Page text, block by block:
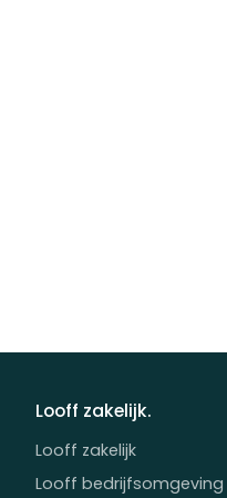
Looff zakelijk.
Looff zakelijk
Looff bedrijfsomgeving